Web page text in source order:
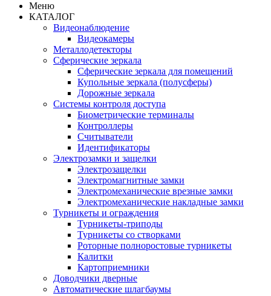
Меню
КАТАЛОГ
Видеонаблюдение
Видеокамеры
Металлодетекторы
Сферические зеркала
Сферические зеркала для помещений
Купольные зеркала (полусферы)
Дорожные зеркала
Системы контроля доступа
Биометрические терминалы
Контроллеры
Считыватели
Идентификаторы
Электрозамки и защелки
Электрозащелки
Электромагнитные замки
Электромеханические врезные замки
Электромеханические накладные замки
Турникеты и ограждения
Турникеты-триподы
Турникеты со створками
Роторные полноростовые турникеты
Калитки
Картоприемники
Доводчики дверные
Автоматические шлагбаумы